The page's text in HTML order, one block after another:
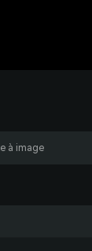
à image